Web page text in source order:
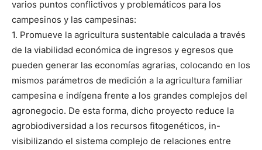
varios puntos conflictivos y problemáticos para los
campesinos y las campesinas:
1. Promueve la agricultura sustentable calculada a través
de la viabilidad económica de ingresos y egresos que
pueden generar las economías agrarias, colocando en los
mismos parámetros de medición a la agricultura familiar
campesina e indígena frente a los grandes complejos del
agronegocio. De esta forma, dicho proyecto reduce la
agrobiodiversidad a los recursos fitogenéticos, in-
visibilizando el sistema complejo de relaciones entre